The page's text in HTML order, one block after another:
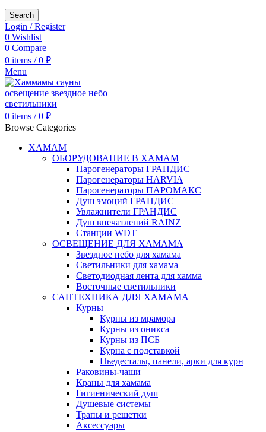
Search
Login / Register
0 Wishlist
0 Compare
0 items / 0 ₽
Menu
0 items / 0 ₽
Browse Categories
ХАМАМ
ОБОРУДОВАНИЕ В ХАМАМ
Парогенераторы ГРАНДИС
Парогенераторы HARVIA
Парогенераторы ПАРОМАКС
Душ эмоций ГРАНДИС
Увлажнители ГРАНДИС
Душ впечатлений RAINZ
Станции WDT
ОСВЕЩЕНИЕ ДЛЯ ХАМАМА
Звездное небо для хамама
Светильники для хамама
Светодиодная лента для хамма
Восточные светильники
САНТЕХНИКА ДЛЯ ХАМАМА
Курны
Курны из мрамора
Курны из оникса
Курны из ПСБ
Курна с подставкой
Пьедесталы, панели, арки для курн
Раковины-чаши
Краны для хамама
Гигиенический душ
Душевые системы
Трапы и решетки
Аксессуары